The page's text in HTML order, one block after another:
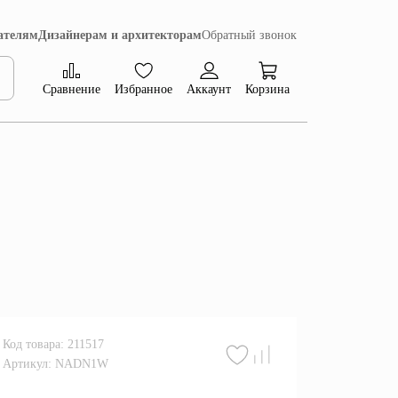
Дизайнерам и архитекторамОбратный звонок
Сравнение Избранное Аккаунт Корзина
Код товара: 211517
Артикул: NADN1W